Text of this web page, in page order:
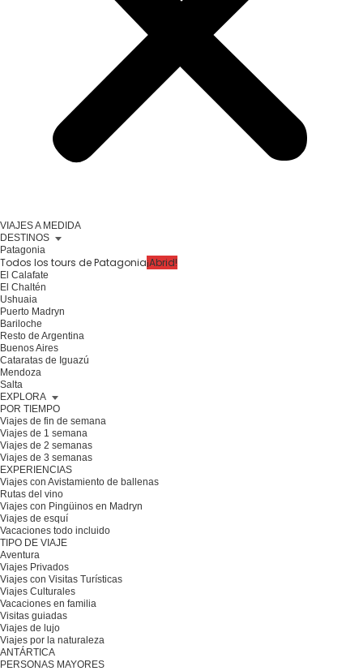
VIAJES A MEDIDA
DESTINOS
Patagonia
Todos los tours de Patagonia¡Abrid!
El Calafate
El Chaltén
Ushuaia
Puerto Madryn
Bariloche
Resto de Argentina
Buenos Aires
Cataratas de Iguazú
Mendoza
Salta
EXPLORA
POR TIEMPO
Viajes de fin de semana
Viajes de 1 semana
Viajes de 2 semanas
Viajes de 3 semanas
EXPERIENCIAS
Viajes con Avistamiento de ballenas
Rutas del vino
Viajes con Pingüinos en Madryn
Viajes de esquí
Vacaciones todo incluido
TIPO DE VIAJE
Aventura
Viajes Privados
Viajes con Visitas Turísticas
Viajes Culturales
Vacaciones en familia
Visitas guiadas
Viajes de lujo
Viajes por la naturaleza
ANTÁRTICA
PERSONAS MAYORES